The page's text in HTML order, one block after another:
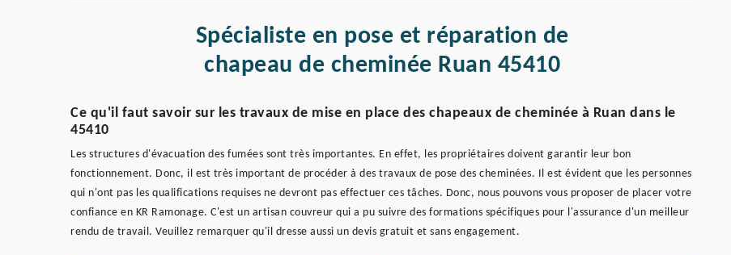
Spécialiste en pose et réparation de
chapeau de cheminée Ruan 45410
Ce qu'il faut savoir sur les travaux de mise en place des chapeaux de cheminée à Ruan dans le
45410
Les structures d'évacuation des fumées sont très importantes. En effet, les propriétaires doivent garantir leur bon
fonctionnement. Donc, il est très important de procéder à des travaux de pose des cheminées. Il est évident que les personnes
qui n'ont pas les qualifications requises ne devront pas effectuer ces tâches. Donc, nous pouvons vous proposer de placer votre
confiance en KR Ramonage. C'est un artisan couvreur qui a pu suivre des formations spécifiques pour l'assurance d'un meilleur
rendu de travail. Veuillez remarquer qu'il dresse aussi un devis gratuit et sans engagement.